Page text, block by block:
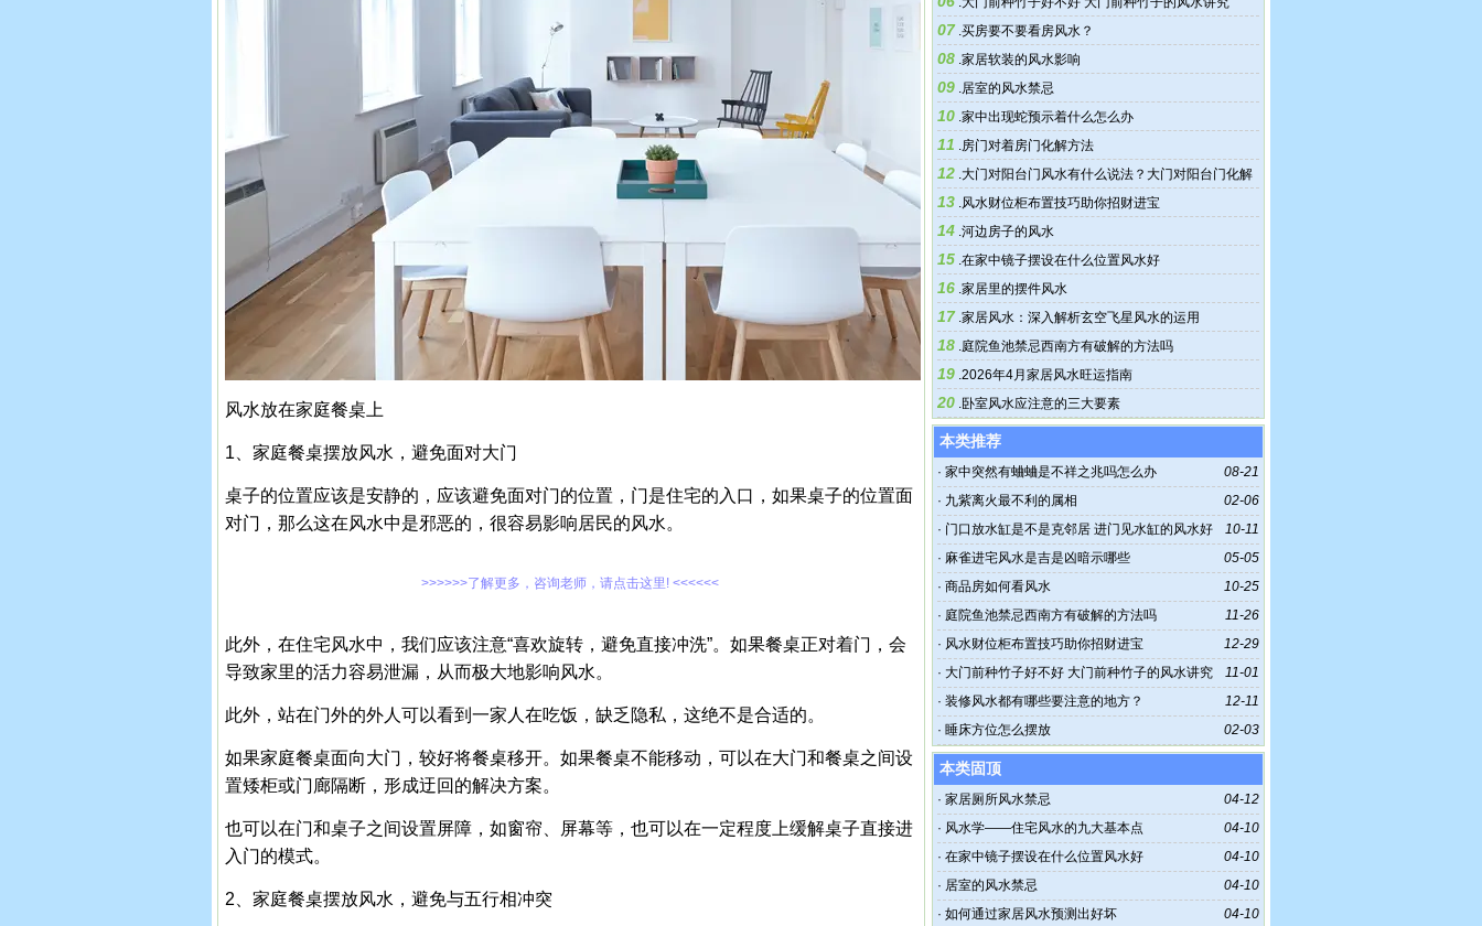
风水放在家庭餐桌上
1、家庭餐桌摆放风水，避免面对大门
桌子的位置应该是安静的，应该避免面对门的位置，门是住宅的入口，如果桌子的位置面
对门，那么这在风水中是邪恶的，很容易影响居民的风水。
>>>>>>了解更多，咨询老师，请点击这里! <<<<<<
此外，在住宅风水中，我们应该注意“喜欢旋转，避免直接冲洗”。如果餐桌正对着门，会
导致家里的活力容易泄漏，从而极大地影响风水。
此外，站在门外的外人可以看到一家人在吃饭，缺乏隐私，这绝不是合适的。
如果家庭餐桌面向大门，较好将餐桌移开。如果餐桌不能移动，可以在大门和餐桌之间设
置矮柜或门廊隔断，形成迂回的解决方案。
也可以在门和桌子之间设置屏障，如窗帘、屏幕等，也可以在一定程度上缓解桌子直接进
入门的模式。
2、家庭餐桌摆放风水，避免与五行相冲突
07 .买房要不要看房风水？
08 .家居软装的风水影响
09 .居室的风水禁忌
10 .家中出现蛇预示着什么怎么办
11 .房门对着房门化解方法
12 .大门对阳台门风水有什么说法？大门对阳台门化解
技巧
13 .风水财位柜布置技巧助你招财进宝
14 .河边房子的风水
15 .在家中镜子摆设在什么位置风水好
16 .家居里的摆件风水
17 .家居风水：深入解析玄空飞星风水的运用
18 .庭院鱼池禁忌西南方有破解的方法吗
19 .2026年4月家居风水旺运指南
20 .卧室风水应注意的三大要素
本类推荐
08-21
· 家中突然有蛐蛐是不祥之兆吗怎么办
02-06
· 九紫离火最不利的属相
10-11
· 门口放水缸是不是克邻居 进门见水缸的风水好
吗
05-05
· 麻雀进宅风水是吉是凶暗示哪些
10-25
· 商品房如何看风水
11-26
· 庭院鱼池禁忌西南方有破解的方法吗
12-29
· 风水财位柜布置技巧助你招财进宝
11-01
· 大门前种竹子好不好 大门前种竹子的风水讲究
12-11
· 装修风水都有哪些要注意的地方？
02-03
· 睡床方位怎么摆放
本类固顶
04-12
· 家居厕所风水禁忌
04-10
· 风水学——住宅风水的九大基本点
04-10
· 在家中镜子摆设在什么位置风水好
04-10
· 居室的风水禁忌
04-10
· 如何通过家居风水预测出好坏